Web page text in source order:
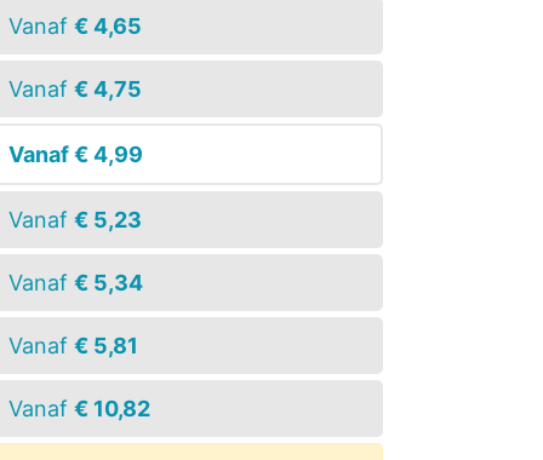
Vanaf€ 4,65
Vanaf€ 4,75
Vanaf€ 4,99
Vanaf€ 5,23
Vanaf€ 5,34
Vanaf€ 5,81
Vanaf€ 10,82